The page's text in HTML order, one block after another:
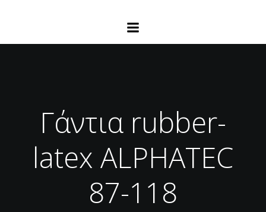
Γάντια rubber-
latex ALPHATEC
87-118